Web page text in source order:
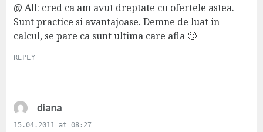
s
@ All: cred ca am avut dreptate cu ofertele astea.
Sunt practice si avantajoase. Demne de luat in
calcul, se pare ca sunt ultima care afla 🙂
REPLY
dianas
a
15.04.2011 at 08:27